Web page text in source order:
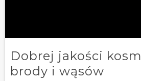
Dobrej jakości
brody i wąsów